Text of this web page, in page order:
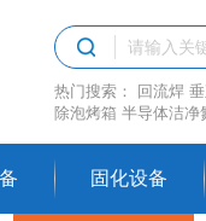
热门搜索： 回流焊
除泡烤箱 半导体洁净
固化设备